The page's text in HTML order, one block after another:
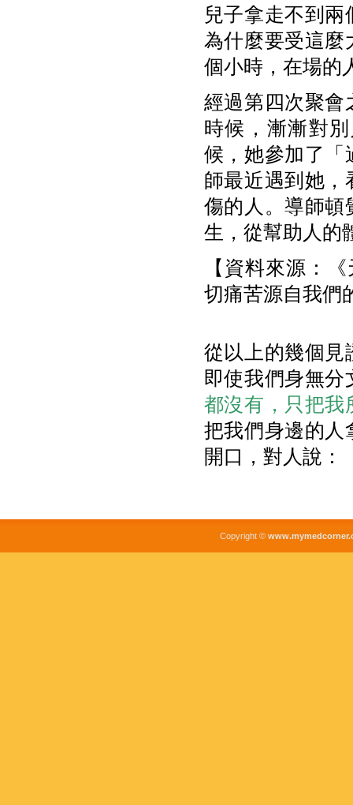
兒子拿走不到
為什麼要受這麼
個小時，在場的
經過第四次聚會
時候，漸漸對
候，她參加了「
師最近遇到她，
傷的人。導師頓
生，從幫助人的
【資料來源：
切痛苦源自我們
從以上的幾個見
即使我們身無分
都沒有，只把我
把我們身邊的人
開口，對人說：
Copyright ©